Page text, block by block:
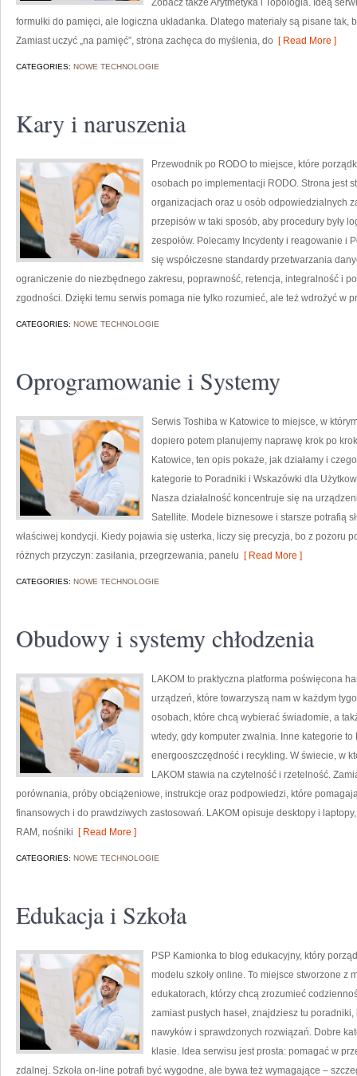
Zobacz także Arytmetyka i Topologia. Ideą
formułki do pamięci, ale logiczna układanka. Dlatego materiały są pisane tak,
Zamiast uczyć „na pamięć”, strona zachęca do myślenia, do [ Read More ]
CATEGORIES: NOWE TECHNOLOGIE
Kary i naruszenia
Przewodnik po RODO to miejsce, które
osobach po implementacji RODO. Strona jest
organizacjach oraz u osób odpowiedzialnych
przepisów w taki sposób, aby procedury były
zespołów. Polecamy Incydenty i reagowanie i
się współczesne standardy przetwarzania
ograniczenie do niezbędnego zakresu, poprawność, retencja, integralność i
zgodności. Dzięki temu serwis pomaga nie tylko rozumieć, ale też wdrożyć w
CATEGORIES: NOWE TECHNOLOGIE
Oprogramowanie i Systemy
Serwis Toshiba w Katowice to miejsce, w
dopiero potem planujemy naprawę krok po
Katowice, ten opis pokaże, jak działamy i
kategorie to Poradniki i Wskazówki dla
Nasza działalność koncentruje się na
Satellite. Modele biznesowe i starsze potrafią
właściwej kondycji. Kiedy pojawia się usterka, liczy się precyzja, bo z pozoru
różnych przyczyn: zasilania, przegrzewania, panelu [ Read More ]
CATEGORIES: NOWE TECHNOLOGIE
Obudowy i systemy chłodzenia
LAKOM to praktyczna platforma poświęcona
urządzeń, które towarzyszą nam w każdym
osobach, które chcą wybierać świadomie, a
wtedy, gdy komputer zwalnia. Inne kategorie to
energooszczędność i recykling. W świecie, w
LAKOM stawia na czytelność i rzetelność.
porównania, próby obciążeniowe, instrukcje oraz podpowiedzi, które
finansowych i do prawdziwych zastosowań. LAKOM opisuje desktopy i
RAM, nośniki [ Read More ]
CATEGORIES: NOWE TECHNOLOGIE
Edukacja i Szkoła
PSP Kamionka to blog edukacyjny, który
modelu szkoły online. To miejsce stworzone z
edukatorach, którzy chcą zrozumieć
zamiast pustych haseł, znajdziesz tu
nawyków i sprawdzonych rozwiązań. Dobre
klasie. Idea serwisu jest prosta: pomagać w
zdalnej. Szkoła on-line potrafi być wygodne, ale bywa też wymagające –